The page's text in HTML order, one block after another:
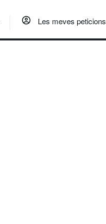
Les meves peticions